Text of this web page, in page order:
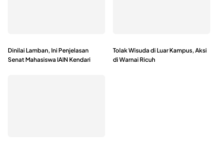
Dinilai Lamban, Ini Penjelasan
Senat Mahasiswa IAIN Kendari
Tolak Wisuda di Luar Kampus, Aksi
di Warnai Ricuh